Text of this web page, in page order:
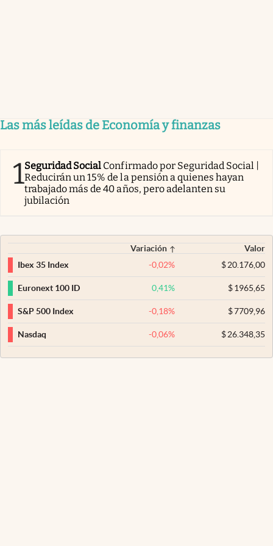
Las más leídas de Economía y finanzas
1Seguridad Social Confirmado por Seguridad Social |
Reducirán un 15% de la pensión a quienes hayan
trabajado más de 40 años, pero adelanten su
jubilación
Variación
Valor
Ibex 35 Index
-0,02% $20.176,00
Euronext 100 ID 0,41% $1965,65
S&P 500 Index -0,18% $7709,96
Nasdaq -0,06% $26.348,35